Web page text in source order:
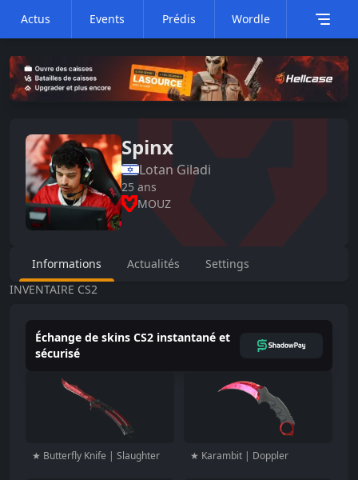
Actus Events Prédis Wordle
Spinx
Lotan Giladi
25 ans
MOUZ
Informations Actualités
Settings
INVENTAIRE CS2
Échange de skins CS2 instantané et
sécurisé
★ Butterfly Knife | Slaughter ★ Karambit | Doppler